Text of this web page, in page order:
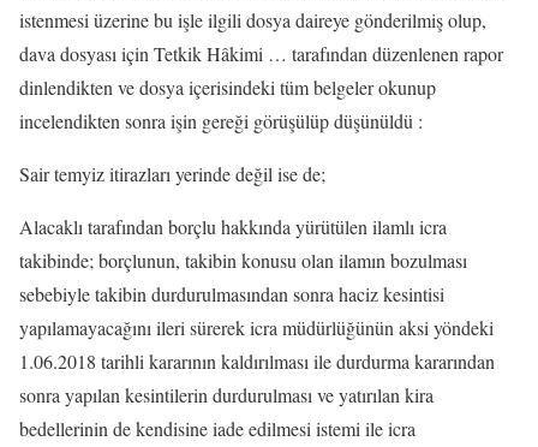
istenmesi üzerine bu işle ilgili dosya daireye gönderilmiş olup,
dava dosyası için Tetkik Hâkimi … tarafından düzenlenen rapor
dinlendikten ve dosya içerisindeki tüm belgeler okunup
incelendikten sonra işin gereği görüşülüp düşünüldü :
Sair temyiz itirazları yerinde değil ise de;
Alacaklı tarafından borçlu hakkında yürütülen ilamlı icra
takibinde; borçlunun, takibin konusu olan ilamın bozulması
sebebiyle takibin durdurulmasından sonra haciz kesintisi
yapılamayacağını ileri sürerek icra müdürlüğünün aksi yöndeki
1.06.2018 tarihli kararının kaldırılması ile durdurma kararından
sonra yapılan kesintilerin durdurulması ve yatırılan kira
bedellerinin de kendisine iade edilmesi istemi ile icra